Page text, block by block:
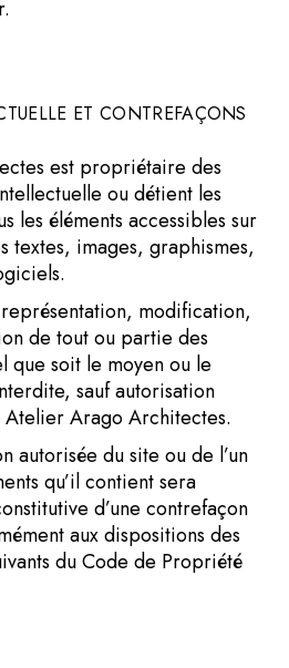
ET CONTREFAÇONS
est propriétaire des
ou détient les
les éléments accessibles sur
textes, images, graphismes,
modification,
de tout ou partie des
que soit le moyen ou le
sauf autorisation
Arago Architectes.
autorisée du site ou de l’un
qu’il contient sera
d’une contrefaçon
aux dispositions des
du Code de Propriété